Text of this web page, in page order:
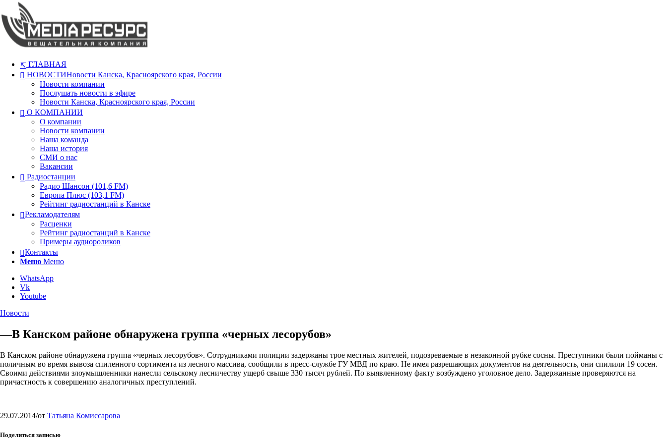
ГЛАВНАЯ
НОВОСТИНовости Канска, Красноярского края, России
Новости компании
Послушать новости в эфире
Новости Канска, Красноярского края, России
О КОМПАНИИ
О компании
Новости компании
Наша команда
Наша история
СМИ о нас
Вакансии
Радиостанции
Радио Шансон (101,6 FM)
Европа Плюс (103,1 FM)
Рейтинг радиостанций в Канске
Рекламодателям
Расценки
Рейтинг радиостанций в Канске
Примеры аудиороликов
Контакты
Меню Меню
WhatsApp
Vk
Youtube
Новости
—В Канском районе обнаружена группа «черных лесорубов»
В Канском районе обнаружена группа «черных лесорубов». Сотрудниками полиции задержаны трое местных жителей, подозреваемые в незаконной рубке сосны. Преступники были пойманы с
поличным во время вывоза спиленного сортимента из лесного массива, сообщили в пресс-службе ГУ МВД по краю. Не имея разрешающих документов на деятельность, они спилили 19 сосен.
Своими действиями злоумышленники нанесли сельскому лесничеству ущерб свыше 330 тысяч рублей. По выявленному факту возбуждено уголовное дело. Задержанные проверяются на
причастность к совершению аналогичных преступлений.
29.07.2014/от Татьяна Комиссарова
Поделиться записью